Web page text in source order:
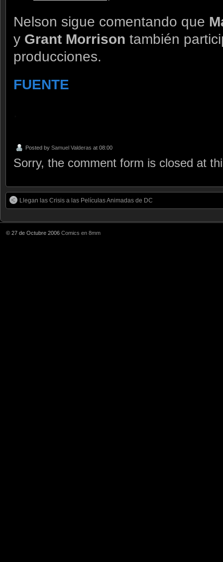
Nelson sigue comentando que
y Grant Morrison también
producciones.
FUENTE
Posted by Samuel Valderas at 08:00
Sorry, the comment form is closed at
Llegan las Crisis a las Películas Animadas de DC
© 27 de Octubre 2006 Comics en 8mm